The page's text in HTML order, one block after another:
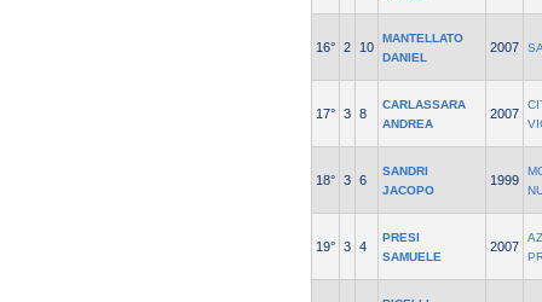
16° 2 10
MANTELLATO
DANIEL
2007
17° 3 8
CARLASSARA
ANDREA
2007
18° 3 6
SANDRI
JACOPO
1999
19° 3 4
PRESI
SAMUELE
2007